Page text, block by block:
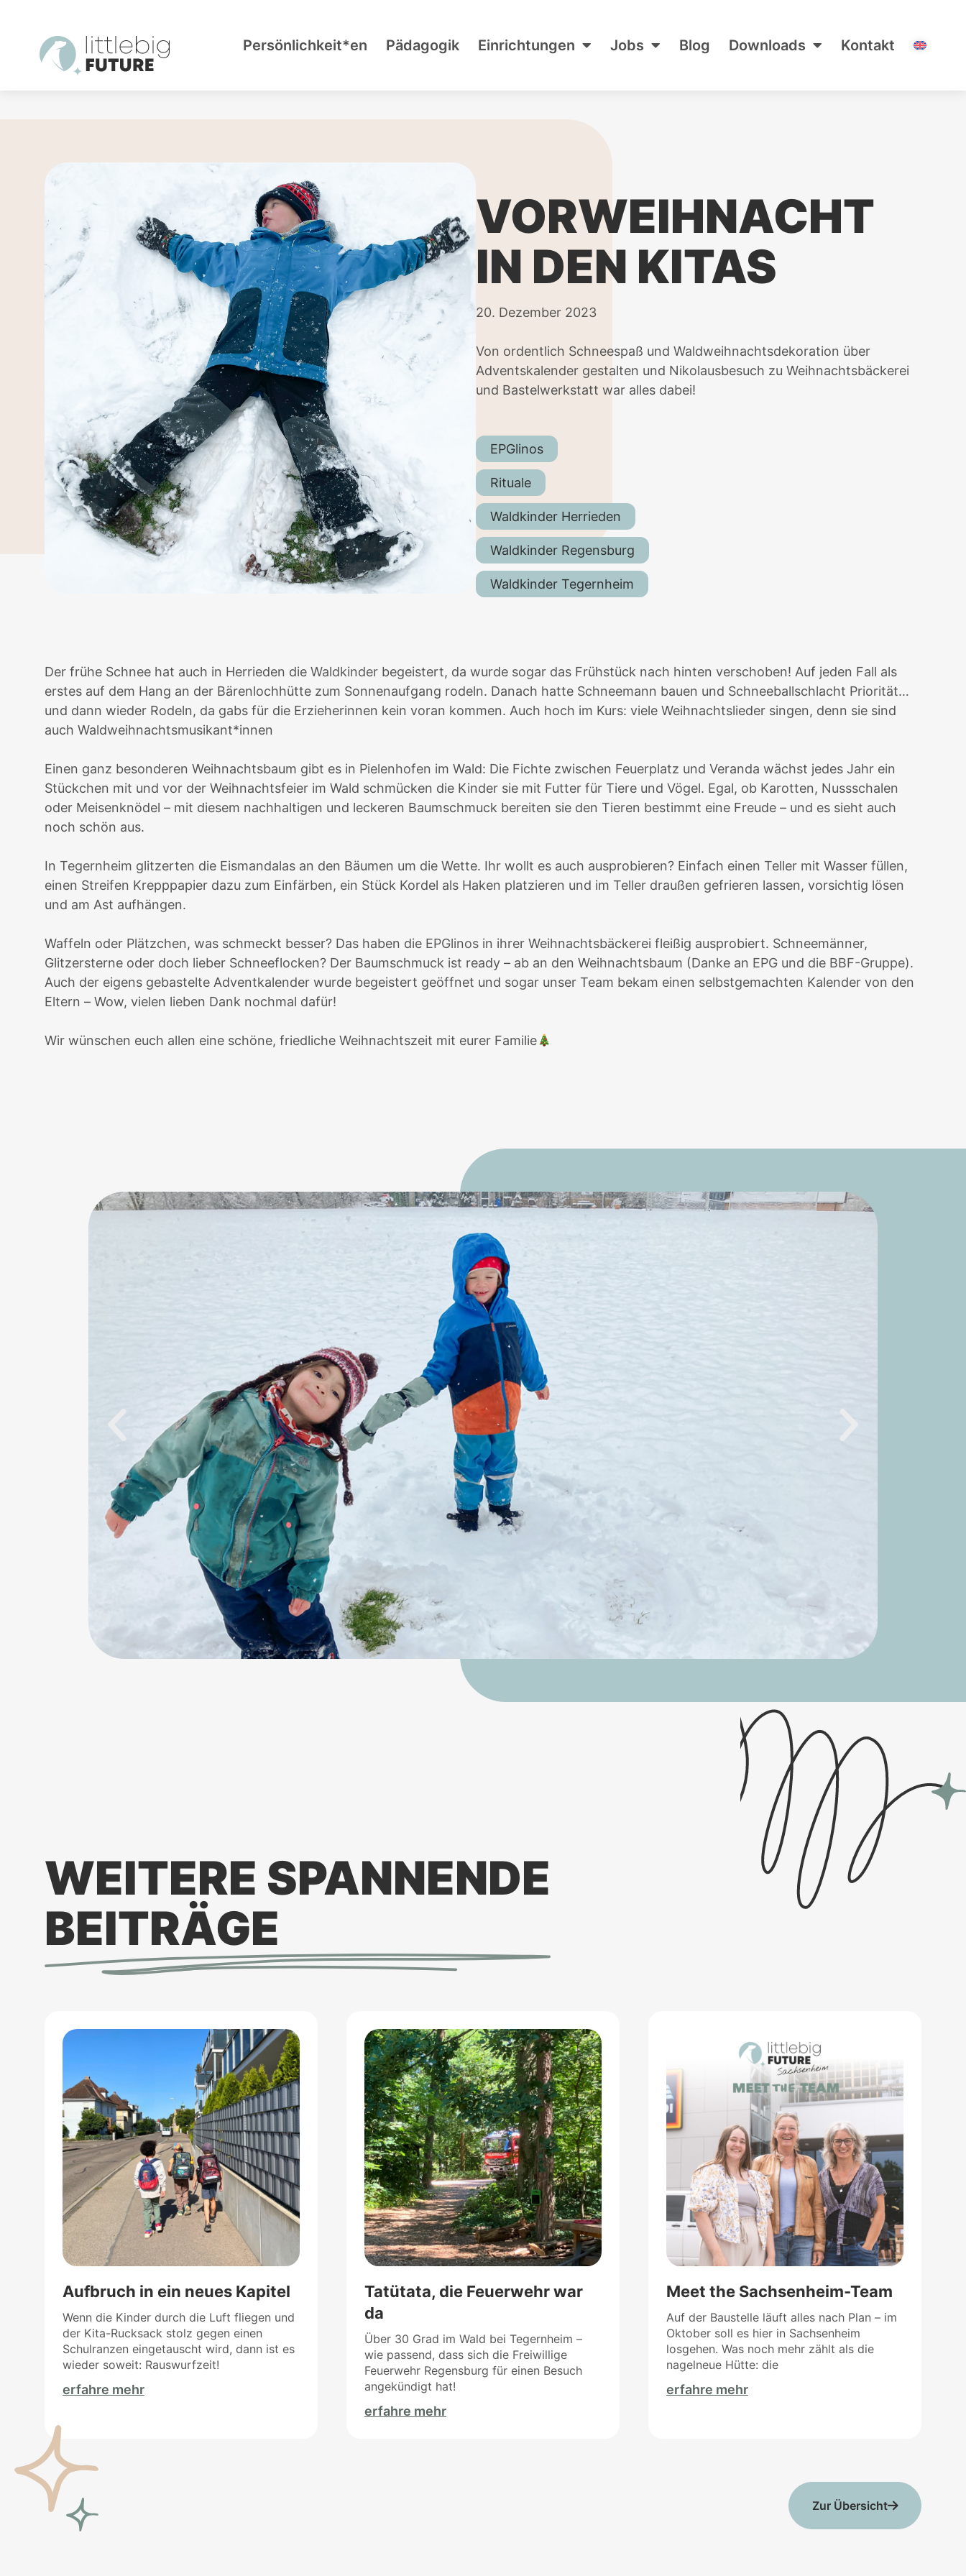
Persönlichkeit*en Pädagogik Einrichtungen Jobs Blog Downloads Kontakt
VORWEIHNACHT
IN DEN KITAS
20. Dezember 2023
Von ordentlich Schneespaß und Waldweihnachtsdekoration über
Adventskalender gestalten und Nikolausbesuch zu Weihnachtsbäckerei
und Bastelwerkstatt war alles dabei!
EPGlinos
Rituale
Waldkinder Herrieden
Waldkinder Regensburg
Waldkinder Tegernheim
Der frühe Schnee hat auch in Herrieden die Waldkinder begeistert, da wurde sogar das Frühstück nach hinten verschoben! Auf jeden Fall als
erstes auf dem Hang an der Bärenlochhütte zum Sonnenaufgang rodeln. Danach hatte Schneemann bauen und Schneeballschlacht Priorität…
und dann wieder Rodeln, da gabs für die Erzieherinnen kein voran kommen. Auch hoch im Kurs: viele Weihnachtslieder singen, denn sie sind
auch Waldweihnachtsmusikant*innen
Einen ganz besonderen Weihnachtsbaum gibt es in Pielenhofen im Wald: Die Fichte zwischen Feuerplatz und Veranda wächst jedes Jahr ein
Stückchen mit und vor der Weihnachtsfeier im Wald schmücken die Kinder sie mit Futter für Tiere und Vögel. Egal, ob Karotten, Nussschalen
oder Meisenknödel – mit diesem nachhaltigen und leckeren Baumschmuck bereiten sie den Tieren bestimmt eine Freude – und es sieht auch
noch schön aus.
In Tegernheim glitzerten die Eismandalas an den Bäumen um die Wette. Ihr wollt es auch ausprobieren? Einfach einen Teller mit Wasser füllen,
einen Streifen Krepppapier dazu zum Einfärben, ein Stück Kordel als Haken platzieren und im Teller draußen gefrieren lassen, vorsichtig lösen
und am Ast aufhängen.
Waffeln oder Plätzchen, was schmeckt besser? Das haben die EPGlinos in ihrer Weihnachtsbäckerei fleißig ausprobiert. Schneemänner,
Glitzersterne oder doch lieber Schneeflocken? Der Baumschmuck ist ready – ab an den Weihnachtsbaum (Danke an EPG und die BBF-Gruppe).
Auch der eigens gebastelte Adventkalender wurde begeistert geöffnet und sogar unser Team bekam einen selbstgemachten Kalender von den
Eltern – Wow, vielen lieben Dank nochmal dafür!
Wir wünschen euch allen eine schöne, friedliche Weihnachtszeit mit eurer Familie
WEITERE SPANNENDE
BEITRÄGE
Aufbruch in ein neues Kapitel
Wenn die Kinder durch die Luft fliegen und
der Kita-Rucksack stolz gegen einen
Schulranzen eingetauscht wird, dann ist es
wieder soweit: Rauswurfzeit!
erfahre mehr
Tatütata, die Feuerwehr war
da
Über 30 Grad im Wald bei Tegernheim –
wie passend, dass sich die Freiwillige
Feuerwehr Regensburg für einen Besuch
angekündigt hat!
erfahre mehr
Meet the Sachsenheim-Team
Auf der Baustelle läuft alles nach Plan – im
Oktober soll es hier in Sachsenheim
losgehen. Was noch mehr zählt als die
nagelneue Hütte: die
erfahre mehr
Zur Übersicht